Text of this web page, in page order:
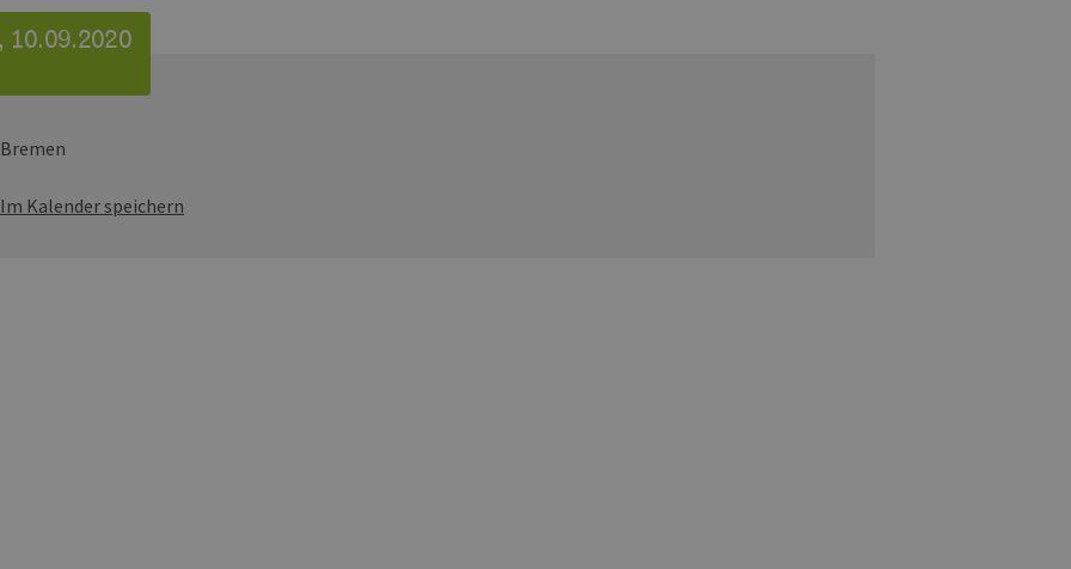
10.09.2020
Bremen
Im Kalender speichern